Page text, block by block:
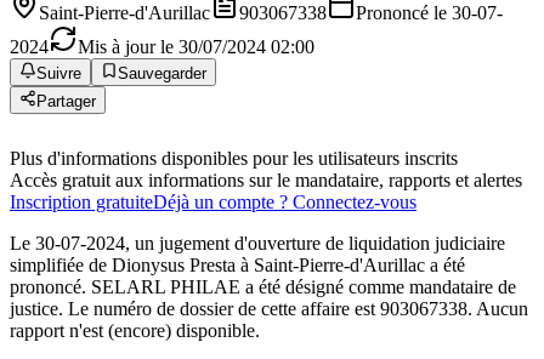
Saint-Pierre-d'Aurillac 903067338
Prononcé le 30-07-
2024
Mis à jour le 30/07/2024 02:00
Suivre
Sauvegarder
Partager
Plus d'informations disponibles pour les utilisateurs inscrits
Accès gratuit aux informations sur le mandataire, rapports et alertes
Inscription gratuiteDéjà un compte ? Connectez-vous
Le 30-07-2024, un jugement d'ouverture de liquidation judiciaire
simplifiée de Dionysus Presta à Saint-Pierre-d'Aurillac a été
prononcé. SELARL PHILAE a été désigné comme mandataire de
justice. Le numéro de dossier de cette affaire est 903067338. Aucun
rapport n'est (encore) disponible.